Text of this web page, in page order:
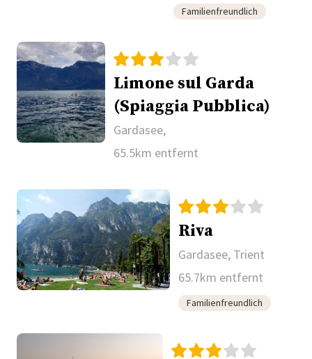
Familienfreundlich
Limone sul Garda
(Spiaggia Pubblica)
Gardasee,
65.5km entfernt
Riva
Gardasee, Trient
65.7km entfernt
Familienfreundlich